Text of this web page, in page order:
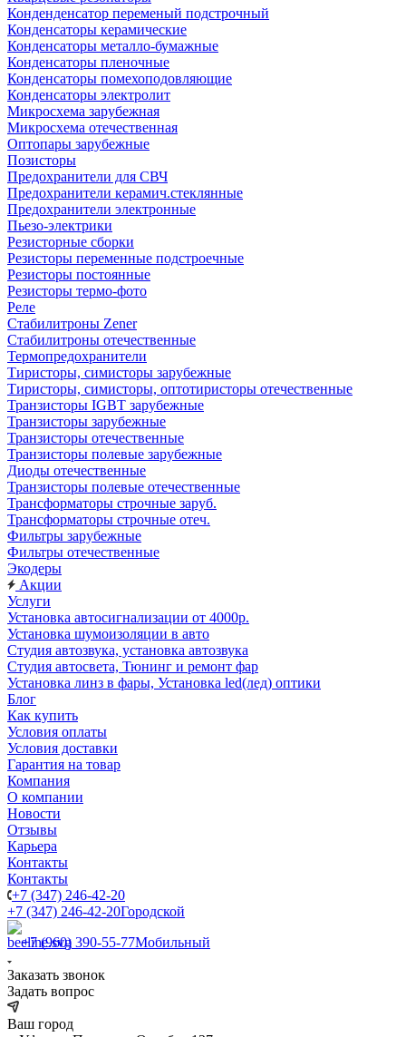
Конденденсатор переменый подстрочный
Конденсаторы керамические
Конденсаторы металло-бумажные
Конденсаторы пленочные
Конденсаторы помехоподовляющие
Конденсаторы электролит
Микросхема зарубежная
Микросхема отечественная
Оптопары зарубежные
Позисторы
Предохранители для СВЧ
Предохранители керамич.стеклянные
Предохранители электронные
Пьезо-электрики
Резисторные сборки
Резисторы переменные подстроечные
Резисторы постоянные
Резисторы термо-фото
Реле
Стабилитроны Zener
Стабилитроны отечественные
Термопредохранители
Тиристоры, симисторы зарубежные
Тиристоры, симисторы, оптотиристоры отечественные
Транзисторы IGBT зарубежные
Транзисторы зарубежные
Транзисторы отечественные
Транзисторы полевые зарубежные
Диоды отечественные
Транзисторы полевые отечественные
Трансформаторы строчные заруб.
Трансформаторы строчные отеч.
Фильтры зарубежные
Фильтры отечественные
Экодеры
Акции
Услуги
Установка автосигнализации от 4000р.
Установка шумоизоляции в авто
Студия автозвука, установка автозвука
Студия автосвета, Тюнинг и ремонт фар
Установка линз в фары, Установка led(лед) оптики
Блог
Как купить
Условия оплаты
Условия доставки
Гарантия на товар
Компания
О компании
Новости
Отзывы
Карьера
Контакты
Контакты
+7 (347) 246-42-20
+7 (347) 246-42-20Городской
+7 (960) 390-55-77Мобильный
Заказать звонок
Задать вопрос
Ваш город